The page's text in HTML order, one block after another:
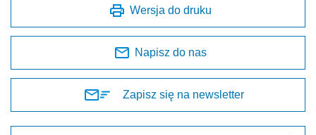
Wersja do druku
Napisz do nas
Zapisz się na newsletter